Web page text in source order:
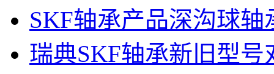
SKF轴承产品深沟球轴
瑞典SKF轴承新旧型号